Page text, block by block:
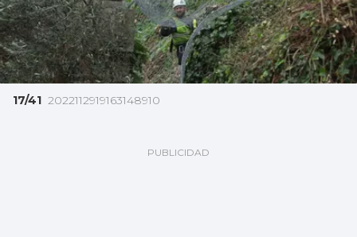
17/41 2022112919163148910